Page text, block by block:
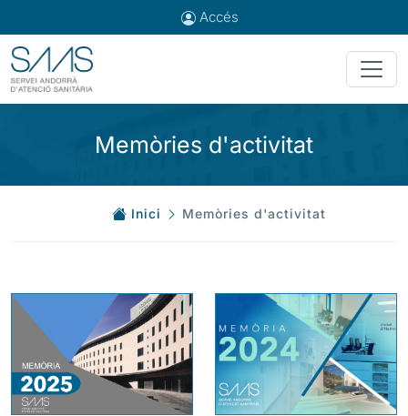
Accés
Memòries d'activitat
Inici Memòries d'activitat